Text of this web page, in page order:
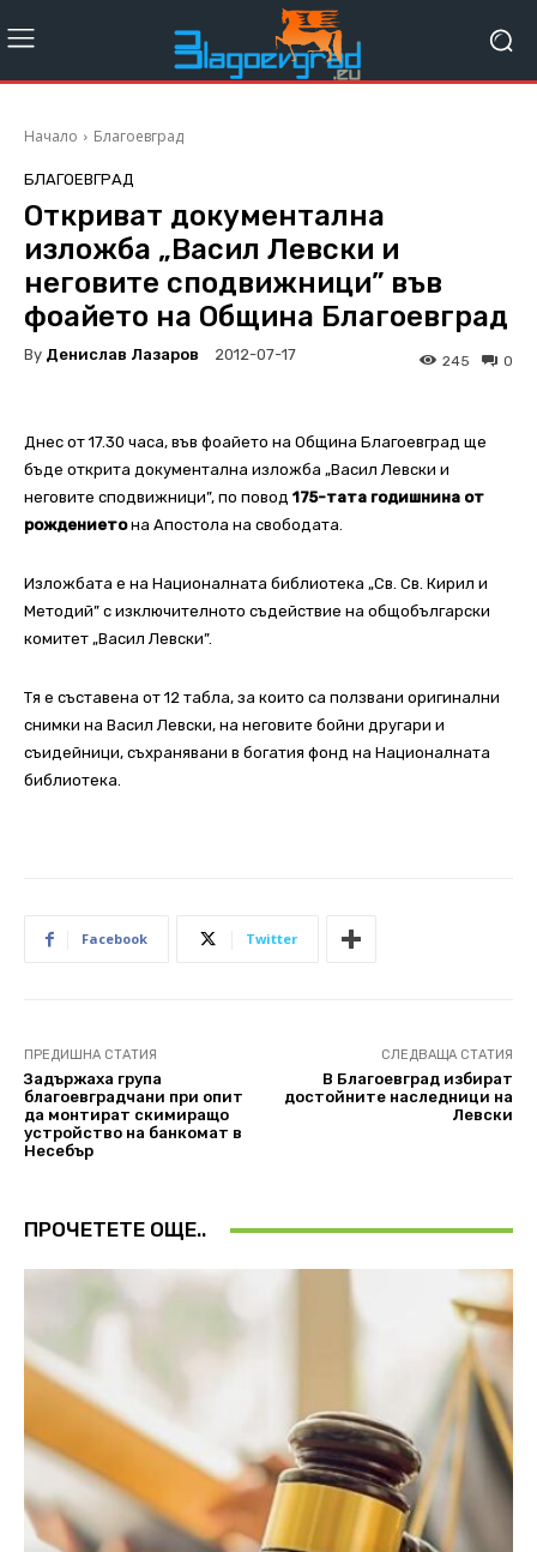
Начало Благоевград
БЛАГОЕВГРАД
Откриват документална
изложба „Васил Левски и
неговите сподвижници” във
фоайето на Община Благоевград
By Денислав Лазаров 2012-07-17 0
245
Днес от 17.30 часа, във фоайето на Община Благоевград ще
бъде открита документална изложба „Васил Левски и
неговите сподвижници”, по повод 175-тата годишнина от
рождениетона Апостола на свободата.
Изложбата е на Националната библиотека „Св. Св. Кирил и
Методий” с изключителното съдействие на общобългарски
комитет „Васил Левски”.
Тя е съставена от 12 табла, за които са ползвани оригинални
снимки на Васил Левски, на неговите бойни другари и
съидейници, съхранявани в богатия фонд на Националната
библиотека.
Facebook Twitter
ПРЕДИШНА СТАТИЯ
Задържаха група
благоевградчани при опит
да монтират скимиращо
устройство на банкомат в
Несебър
СЛЕДВАЩА СТАТИЯ
В Благоевград избират
достойните наследници на
Левски
ПРОЧЕТЕТЕ ОЩЕ..